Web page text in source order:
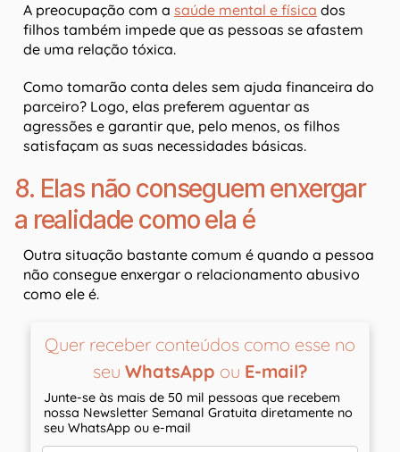
A preocupação com a saúde mental e física dos
filhos também impede que as pessoas se afastem
de uma relação tóxica.
Como tomarão conta deles sem ajuda financeira do
parceiro? Logo, elas preferem aguentar as
agressões e garantir que, pelo menos, os filhos
satisfaçam as suas necessidades básicas.
8. Elas não conseguem enxergar
a realidade como ela é
Outra situação bastante comum é quando a pessoa
não consegue enxergar o relacionamento abusivo
como ele é.
Quer receber conteúdos como esse no
seu WhatsApp ou E-mail?
Junte-se às mais de 50 mil pessoas que recebem
nossa Newsletter Semanal Gratuita diretamente no
seu WhatsApp ou e-mail